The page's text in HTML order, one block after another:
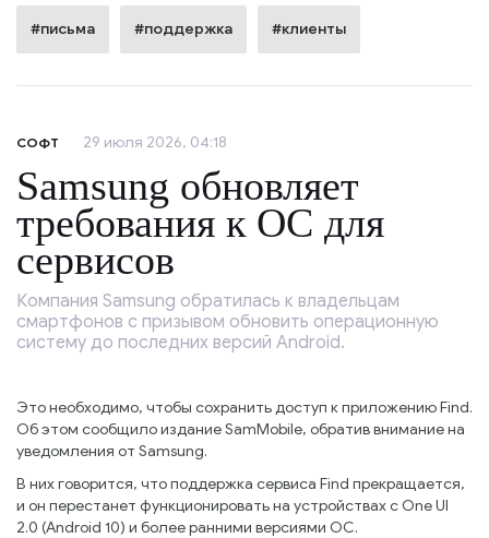
#письма #поддержка #клиенты
СОФТ 29 июля 2026, 04:18
Samsung обновляет
требования к ОС для
сервисов
Компания Samsung обратилась к владельцам
смартфонов с призывом обновить операционную
систему до последних версий Android.
Это необходимо, чтобы сохранить доступ к приложению Find.
Об этом сообщило издание SamMobile, обратив внимание на
уведомления от Samsung.
В них говорится, что поддержка сервиса Find прекращается,
и он перестанет функционировать на устройствах с One UI
2.0 (Android 10) и более ранними версиями ОС.